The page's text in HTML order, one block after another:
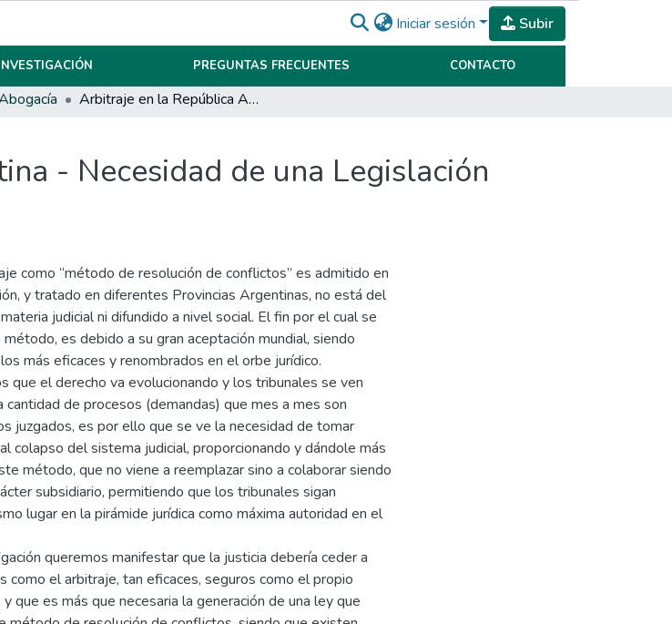
Iniciar sesión Subir
PREGUNTAS FRECUENTES CONTACTO
Arbitraje en la República Argentina - Necesidad de una Legislación Nacional
- Necesidad de una Legislación
como “método de resolución de conflictos” es admitido en
y tratado en diferentes Provincias Argentinas, no está del
judicial ni difundido a nivel social. El fin por el cual se
es debido a su gran aceptación mundial, siendo
más eficaces y renombrados en el orbe jurídico.
que el derecho va evolucionando y los tribunales se ven
cantidad de procesos (demandas) que mes a mes son
juzgados, es por ello que se ve la necesidad de tomar
colapso del sistema judicial, proporcionando y dándole más
método, que no viene a reemplazar sino a colaborar siendo
subsidiario, permitiendo que los tribunales sigan
lugar en la pirámide jurídica como máxima autoridad en el
queremos manifestar que la justicia debería ceder a
como el arbitraje, tan eficaces, seguros como el propio
que es más que necesaria la generación de una ley que